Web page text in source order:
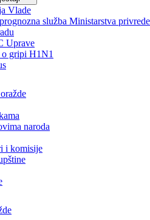
a
Vlade
služba Ministarstva privrede
Uprave
gripi H1N1
naroda
i komisije